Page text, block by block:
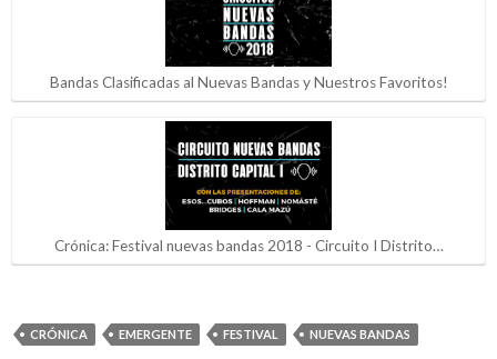
Bandas Clasificadas al Nuevas Bandas y Nuestros Favoritos!
Crónica: Festival nuevas bandas 2018 - Circuito I Distrito…
CRÓNICA EMERGENTE FESTIVAL NUEVAS BANDAS